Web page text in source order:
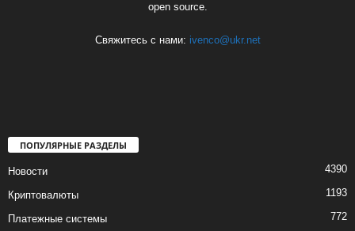
open source.
Свяжитесь с нами: ivenco@ukr.net
ПОПУЛЯРНЫЕ РАЗДЕЛЫ
Новости 4390
Криптовалюты 1193
Платежные системы 772